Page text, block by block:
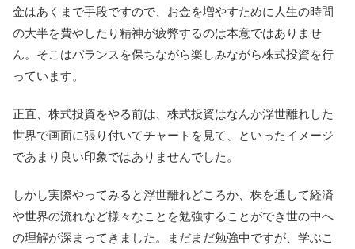
金はあくまで手段ですので、お金を増やすために人生の時間
の大半を費やしたり精神が疲弊するのは本意ではありませ
ん。そこはバランスを保ちながら楽しみながら株式投資を行
っています。
正直、株式投資をやる前は、株式投資はなんか浮世離れした
世界で画面に張り付いてチャートを見て、といったイメージ
であまり良い印象ではありませんでした。
しかし実際やってみると浮世離れどころか、株を通して経済
や世界の流れなど様々なことを勉強することができ世の中へ
の理解が深まってきました。まだまだ勉強中ですが、学ぶこ